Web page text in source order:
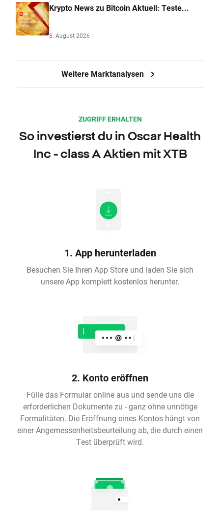
Krypto News zu Bitcoin Aktuell: Teste...
8. August 2026
Weitere Marktanalysen
ZUGRIFF ERHALTEN
So investierst du in Oscar Health
Inc - class A Aktien mit XTB
1. App herunterladen
Besuchen Sie Ihren App Store und laden Sie sich
unsere App komplett kostenlos herunter.
2. Konto eröffnen
Fülle das Formular online aus und sende uns die
erforderlichen Dokumente zu - ganz ohne unnötige
Formalitäten. Die Eröffnung eines Kontos hängt von
einer Angemessenheitsbeurteilung ab, die durch einen
Test überprüft wird.